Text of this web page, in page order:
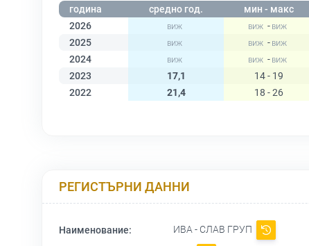
година средно год. мин - макс
2026
-
2025
-
2024
-
2023
17,1 14 - 19
2022
21,4 18 - 26
РЕГИСТЪРНИ ДАННИ
Наименование: ИВА - СЛАВ ГРУП